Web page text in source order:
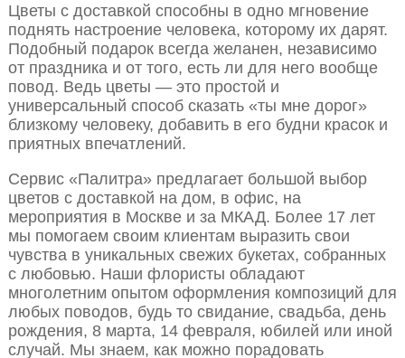
Цветы с доставкой способны в одно мгновение
поднять настроение человека, которому их дарят.
Подобный подарок всегда желанен, независимо
от праздника и от того, есть ли для него вообще
повод. Ведь цветы — это простой и
универсальный способ сказать «ты мне дорог»
близкому человеку, добавить в его будни красок и
приятных впечатлений.
Сервис «Палитра» предлагает большой выбор
цветов с доставкой на дом, в офис, на
мероприятия в Москве и за МКАД. Более 17 лет
мы помогаем своим клиентам выразить свои
чувства в уникальных свежих букетах, собранных
с любовью. Наши флористы обладают
многолетним опытом оформления композиций для
любых поводов, будь то свидание, свадьба, день
рождения, 8 марта, 14 февраля, юбилей или иной
случай. Мы знаем, как можно порадовать